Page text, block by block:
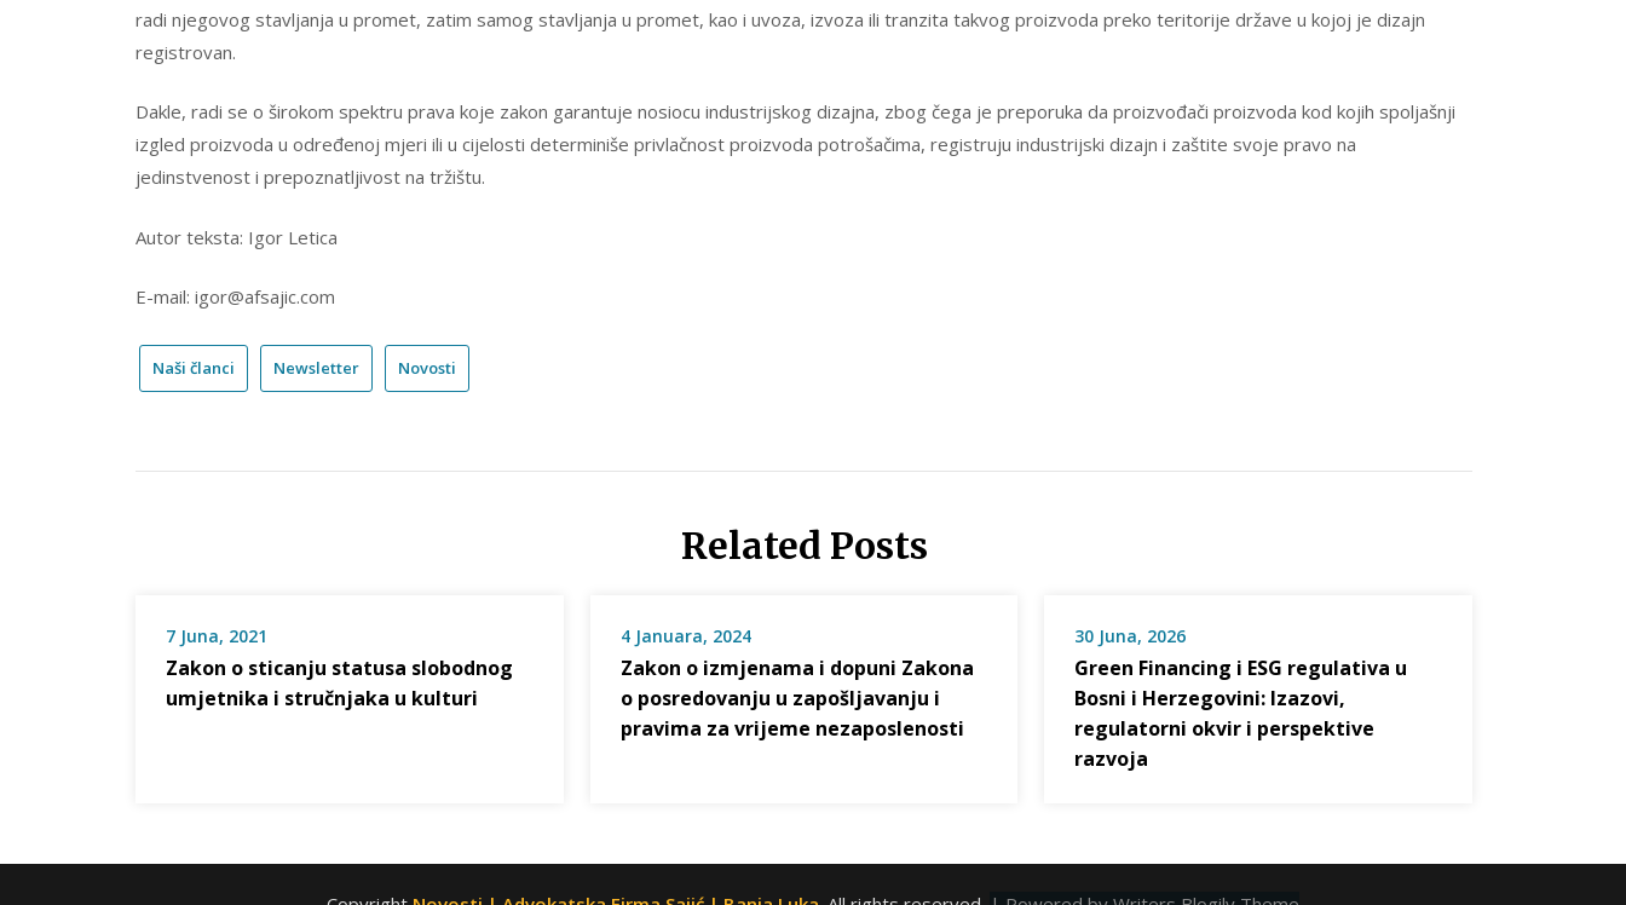
radi njegovog stavljanja u promet, zatim samog stavljanja u promet, kao i uvoza, izvoza ili tranzita takvog proizvoda preko teritorije države u kojoj je dizajn
registrovan.
Dakle, radi se o širokom spektru prava koje zakon garantuje nosiocu industrijskog dizajna, zbog čega je preporuka da proizvođači proizvoda kod kojih spoljašnji
izgled proizvoda u određenoj mjeri ili u cijelosti determiniše privlačnost proizvoda potrošačima, registruju industrijski dizajn i zaštite svoje pravo na
jedinstvenost i prepoznatljivost na tržištu.
Autor teksta: Igor Letica
E-mail: igor@afsajic.com
Naši članci Newsletter Novosti
Related Posts
7 Juna, 2021
Zakon o sticanju statusa slobodnog
umjetnika i stručnjaka u kulturi
4 Januara, 2024
Zakon o izmjenama i dopuni Zakona
o posredovanju u zapošljavanju i
pravima za vrijeme nezaposlenosti
30 Juna, 2026
Green Financing i ESG regulativa u
Bosni i Herzegovini: Izazovi,
regulatorni okvir i perspektive
razvoja